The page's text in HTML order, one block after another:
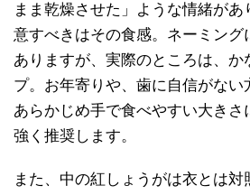
まま乾燥させた」ような情緒が
意すべきはその食感。ネーミング
ありますが、実際のところは、か
プ。お年寄りや、歯に自信がない
あらかじめ手で食べやすい大きさ
強く推奨します。
また、中の紅しょうがは衣とは対